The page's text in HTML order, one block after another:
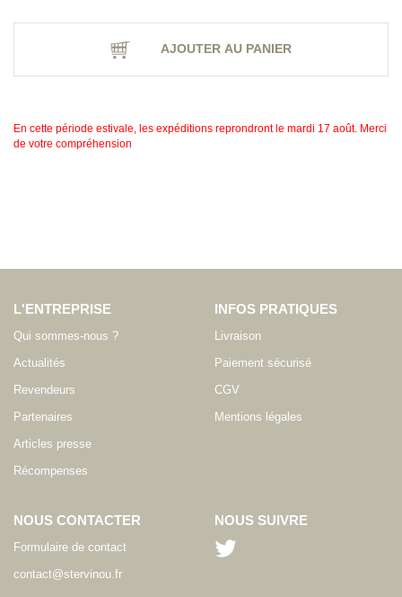
AJOUTER AU PANIER
En cette période estivale, les expéditions reprondront le mardi 17 août. Merci
de votre compréhension
L'ENTREPRISE
Qui sommes-nous ?
Actualités
Revendeurs
Partenaires
Articles presse
Récompenses
INFOS PRATIQUES
Livraison
Paiement sécurisé
CGV
Mentions légales
NOUS CONTACTER
Formulaire de contact
contact@stervinou.fr
NOUS SUIVRE